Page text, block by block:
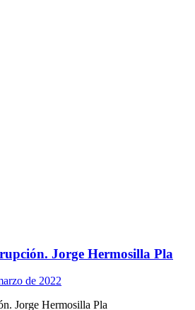
Jorge Hermosilla Pla
de 2022
Jorge Hermosilla Pla